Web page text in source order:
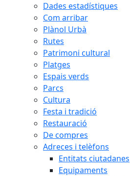
Dades estadístiques
Com arribar
Plànol Urbà
Rutes
Patrimoni cultural
Platges
Espais verds
Parcs
Cultura
Festa i tradició
Restauració
De compres
Adreces i telèfons
Entitats ciutadanes
Equipaments